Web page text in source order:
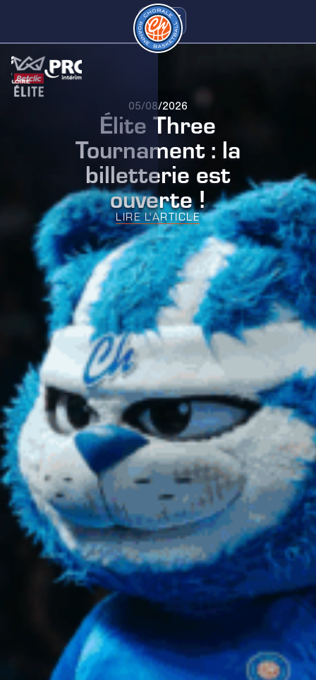
05/08/2026
Élite Three
Tournament : la
billetterie est
ouverte !
LIRE L'ARTICLE